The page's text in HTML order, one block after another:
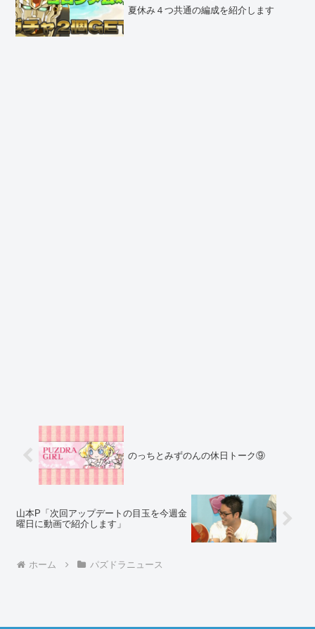
のF91周回パ
夏休み４つ共通の編成を紹介します
のっちとみずのんの休日トーク⑨
山本P「次回アップデートの目玉を今週金
曜日に動画で紹介します」
ホーム パズドラニュース